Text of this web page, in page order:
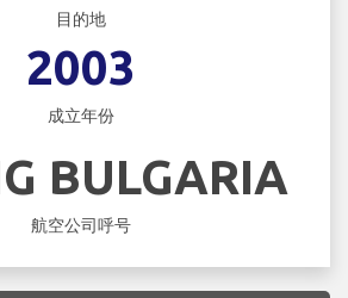
目的地
2003
成立年份
BULGARIA
航空公司呼号